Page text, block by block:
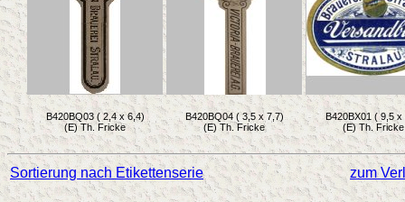
B420BQ03 ( 2,4 x 6,4)
(E) Th. Fricke
B420BQ04 ( 3,5 x 7,7)
(E) Th. Fricke
B420BX01 ( 9,5 x
(E) Th. Fricke
Sortierung nach Etikettenserie zum